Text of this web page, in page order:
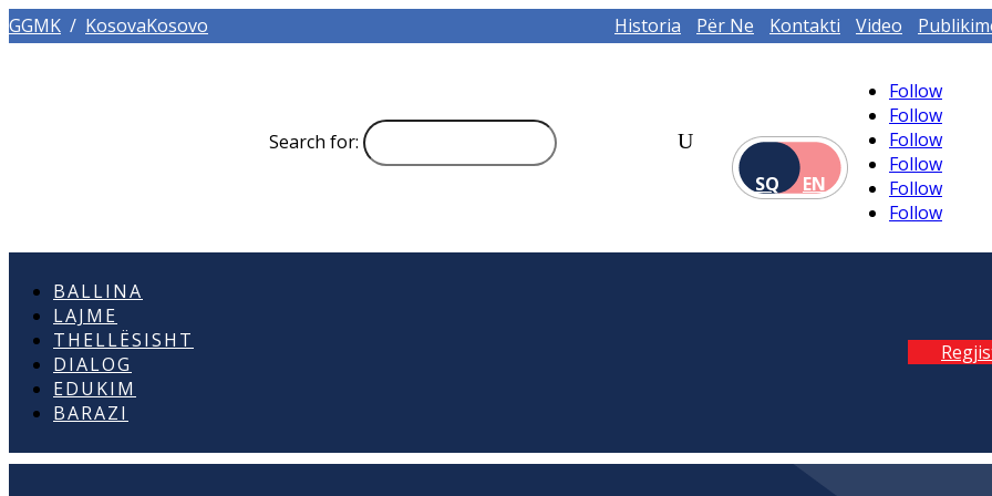
GGMK / KosovaKosovo Historia Për Ne Kontakti Video
Search for:
SQ
EN
Follow
Follow
Follow
Follow
Follow
Follow
BALLINA
LAJME
THELLËSISHT
DIALOG
EDUKIM
BARAZI